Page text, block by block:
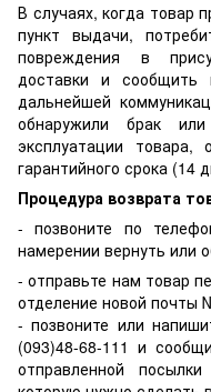
В случаях, когда товар
пункт выдачи,
повреждения в
доставки и сообщить
дальнейшей
обнаружили брак
эксплуатации товара,
гарантийного срока (14
Процедура возврата
- позвоните по
намерении вернуть или
- отправьте нам товар
отделение новой почты
- позвоните или
(093)48-68-111 и
отправленной